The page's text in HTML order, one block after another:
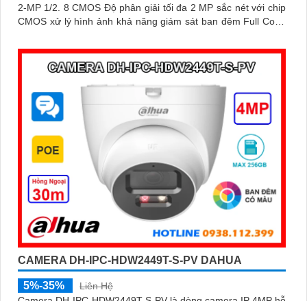
2-MP 1/2. 8 CMOS Độ phân giải tối đa 2 MP sắc nét với chip
CMOS xử lý hình ảnh khả năng giám sát ban đêm Full Color
CAMERA DH-IPC-HDW2449T-S-PV DAHUA
5%-35%
Liên Hệ